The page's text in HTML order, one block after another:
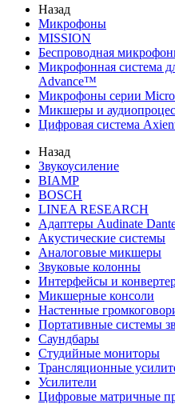
Назад
Микрофоны
MISSION
Беспроводная
Микрофонная система
Advance™
Микрофоны серии
Микшеры и
Цифровая система
Назад
Звукоусиление
BIAMP
BOSCH
LINEA RESEARCH
Адаптеры Audinate
Акустические системы
Аналоговые микшеры
Звуковые колонны
Интерфейсы и
Микшерные консоли
Настенные
Портативные системы
Саундбары
Студийные мониторы
Трансляционные
Усилители
Цифровые матричные